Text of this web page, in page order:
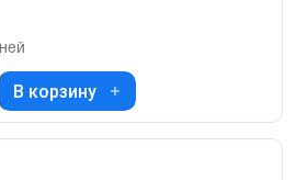
В корзину